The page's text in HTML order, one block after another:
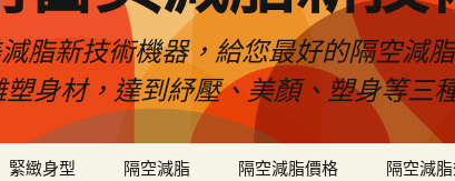
脂新技術機器，給您最好的隔空減
身材，達到紓壓、美顏、塑身等三
緊緻身型 隔空減脂 隔空減脂價格 隔空減